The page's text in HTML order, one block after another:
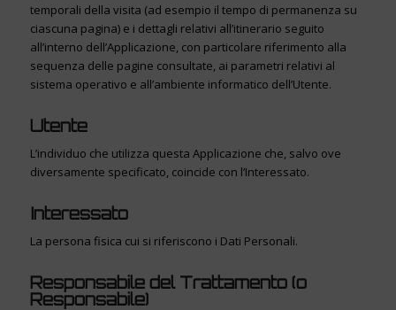
temporali della visita (ad esempio il tempo di permanenza su
ciascuna pagina) e i dettagli relativi all’itinerario seguito
all’interno dell’Applicazione, con particolare riferimento alla
sequenza delle pagine consultate, ai parametri relativi al
sistema operativo e all’ambiente informatico dell’Utente.
Utente
L’individuo che utilizza questa Applicazione che, salvo ove
diversamente specificato, coincide con l’Interessato.
Interessato
La persona fisica cui si riferiscono i Dati Personali.
Responsabile del Trattamento (o
Responsabile)